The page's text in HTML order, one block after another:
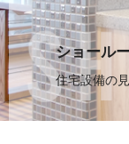
ショール
住宅設備の